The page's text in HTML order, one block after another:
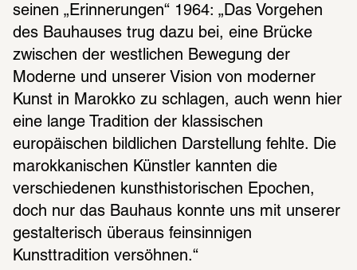
seinen „Erinnerungen“ 1964: „Das Vorgehen
des Bauhauses trug dazu bei, eine Brücke
zwischen der westlichen Bewegung der
Moderne und unserer Vision von moderner
Kunst in Marokko zu schlagen, auch wenn hier
eine lange Tradition der klassischen
europäischen bildlichen Darstellung fehlte. Die
marokkanischen Künstler kannten die
verschiedenen kunsthistorischen Epochen,
doch nur das Bauhaus konnte uns mit unserer
gestalterisch überaus feinsinnigen
Kunsttradition versöhnen.“